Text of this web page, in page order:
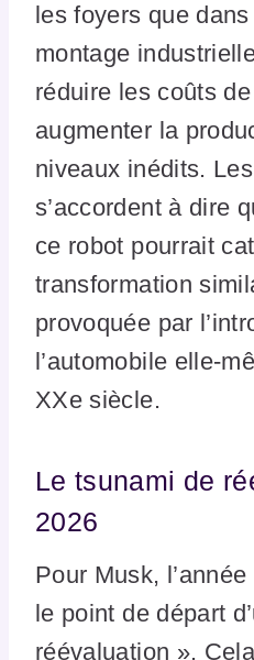
les foyers que
montage
réduire les coûts
augmenter la
niveaux inédits.
s’accordent à dire
ce robot pourrait
transformation
provoquée par
l’automobile elle-
XXe siècle.
Le tsunami de
2026
Pour Musk,
le point de départ
réévaluation ».